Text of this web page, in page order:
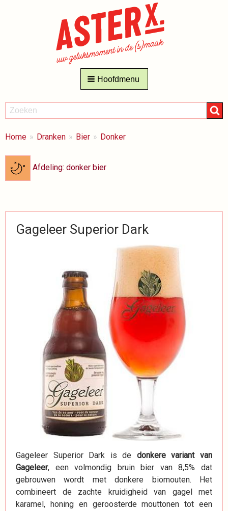
Hoofdmenu
ZOEKEN
Zoeken
BREADCRUMBS
Je
hier:
Home Dranken Bier Donker
Afdeling: donker bier
Gageleer Superior Dark
Gageleer Superior Dark is de donkere variant van
Gageleer, een volmondig bruin bier van 8,5% dat
gebrouwen wordt met donkere biomouten. Het
combineert de zachte kruidigheid van gagel met
karamel, honing en geroosterde mouttonen tot een